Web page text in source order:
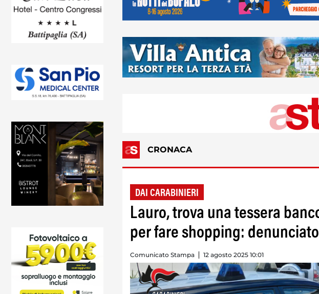
CRONACA
DAI CARABINIERI
Lauro, trova una tessera
per fare shopping:
Comunicato Stampa 12 agosto 2025 10:01